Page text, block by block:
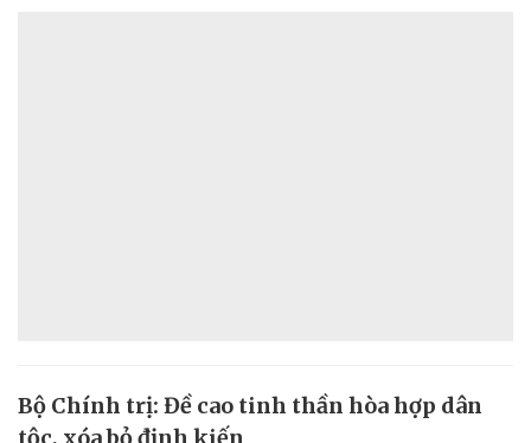
Bộ Chính trị: Đề cao tinh thần hòa hợp dân